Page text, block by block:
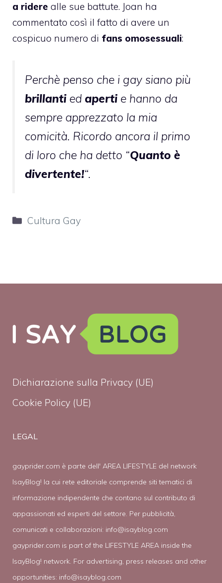
a ridere alle sue battute. Joan ha
commentato così il fatto di avere un
cospicuo numero di fans omosessuali:
Perchè penso che i gay siano più
brillanti ed aperti e hanno da
sempre apprezzato la mia
comicità. Ricordo ancora il primo
di loro che ha detto “Quanto è
divertente!“.
Categorie
Cultura Gay
Dichiarazione sulla Privacy (UE)
Cookie Policy (UE)
LEGAL
gayprider.com è parte dell' AREA LIFESTYLE del network
IsayBlog! la cui rete editoriale comprende siti tematici di
informazione indipendente che contano sul contributo di
appassionati ed esperti del settore. Per pubblicità,
comunicati e collaborazioni: info@isayblog.com
gayprider.com is part of the LIFESTYLE AREA inside the
IsayBlog! network. For advertising, press releases and other
opportunities: info@isayblog.com